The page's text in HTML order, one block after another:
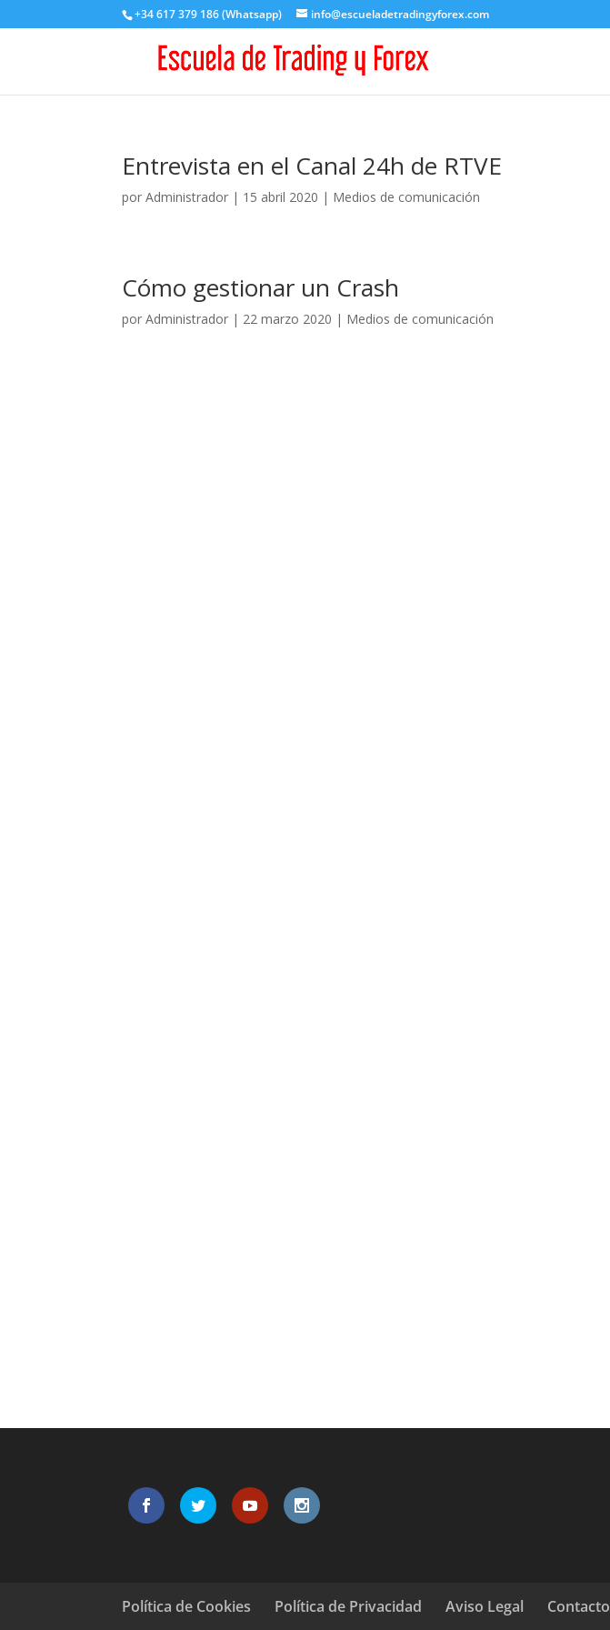
+34 617 379 186 (Whatsapp) info@escueladetradingyforex.com
Entrevista en el Canal 24h de RTVE
porAdministrador | 15 abril 2020 | Medios de comunicación
Cómo gestionar un Crash
porAdministrador | 22 marzo 2020 | Medios de comunicación
Política de Cookies Política de Privacidad Aviso Legal Contacto